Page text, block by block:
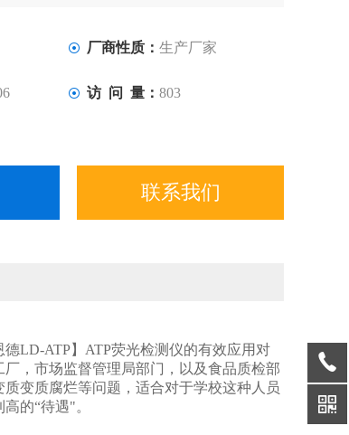
厂商性质： 生产厂家
访 问 量： 803
联系我们
LD-ATP】ATP荧光检测仪的有效应用对
，市场监督管理局部门，以及食品质检部
变质腐烂等问题，适合对于学校这种人员
的“待遇"。